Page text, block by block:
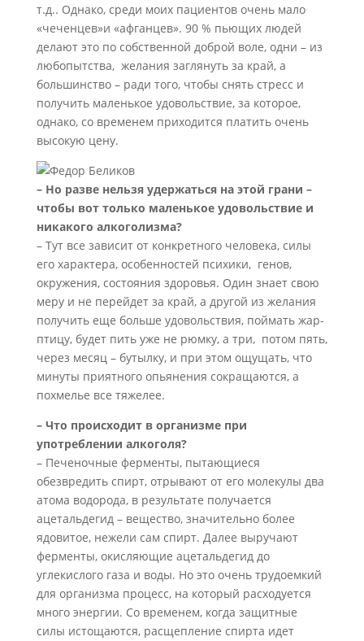
т.д.. Однако, среди моих пациентов очень мало
«чеченцев»и «афганцев». 90 % пьющих людей
делают это по собственной доброй воле, одни – из
любопытства, желания заглянуть за край, а
большинство – ради того, чтобы снять стресс и
получить маленькое удовольствие, за которое,
однако, со временем приходится платить очень
высокую цену.
– Но разве нельзя удержаться на этой грани –
чтобы вот только маленькое удовольствие и
никакого алкоголизма?
– Тут все зависит от конкретного человека, силы
его характера, особенностей психики, генов,
окружения, состояния здоровья. Один знает свою
меру и не перейдет за край, а другой из желания
получить еще больше удовольствия, поймать жар-
птицу, будет пить уже не рюмку, а три, потом пять,
через месяц – бутылку, и при этом ощущать, что
минуты приятного опьянения сокращаются, а
похмелье все тяжелее.
– Что происходит в организме при
употреблении алкоголя?
– Печеночные ферменты, пытающиеся
обезвредить спирт, отрывают от его молекулы два
атома водорода, в результате получается
ацетальдегид – вещество, значительно более
ядовитое, нежели сам спирт. Далее выручают
ферменты, окисляющие ацетальдегид до
углекислого газа и воды. Но это очень трудоемкий
для организма процесс, на который расходуется
много энергии. Со временем, когда защитные
силы истощаются, расщепление спирта идет